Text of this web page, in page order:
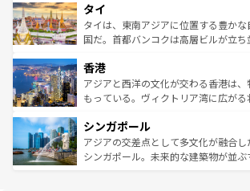
リティに包まれながら、韓国の多彩な
わってみてほしい。 なお、新着
覧を参照してほしい。
急速な発展と共に伝統が息づく。ハノ
ーチミン市のフランス統治時代の建物
醸し出している。また、バラエティ
とつ。フォーやバインミー、ベトナム
ひ現地で味わいたい。どの地域を訪
が旅行者を迎えてくれるので、きっ
参照してほしい。
タイ
タイは、東南アジアに位置する豊かな
国だ。首都バンコクは高層ビルが立
の活気が交差している。北部ではチェ
帯で自然と触れ合い、南部ではプー
いビーチでリゾート気分を楽しむこ
激する。気候は一年中温暖で、どの季
が待っている。親しみやすいタイの
た文化、そして多様な観光資源が、
香港
アジアと西洋の文化が交わる香港は
もっている。ヴィクトリア湾に広が
み、どこを訪れても感動するはず。観
ており、効率よく見どころを回れる
うな絶景から文化的な体験まで、香
シンガポール
アジアの交差点として多文化が融合
シンガポール。未来的な建築物が並